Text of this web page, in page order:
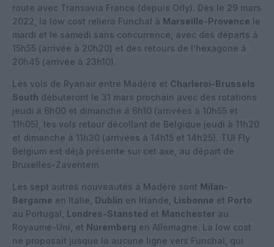
route avec Transavia France (depuis Orly). Dès le 29 mars
2022, la low cost reliera Funchal à Marseille-Provence le
mardi et le samedi sans concurrence, avec des départs à
15h55 (arrivée à 20h20) et des retours de l’hexagone à
20h45 (arrivée à 23h10).
Les vols de Ryanair entre Madère et Charleroi-Brussels
South débuteront le 31 mars prochain avec des rotations
jeudi à 6h00 et dimanche à 6h10 (arrivées à 10h55 et
11h05), les vols retour décollant de Belgique jeudi à 11h20
et dimanche à 11h30 (arrivées à 14h15 et 14h25). TUI Fly
Belgium est déjà présente sur cet axe, au départ de
Bruxelles-Zaventem.
Les sept autres nouveautés à Madère sont Milan-
Bergame en Italie, Dublin en Irlande, Lisbonne et Porto
au Portugal, Londres-Stansted et Manchester au
Royaume-Uni, et Nuremberg en Allemagne. La low cost
ne proposait jusque là aucune ligne vers Funchal, qui